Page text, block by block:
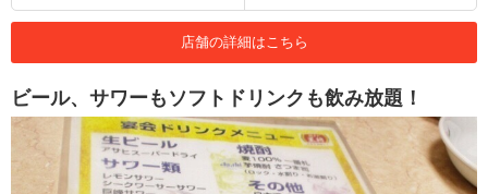
店舗の詳細はこちら
ビール、サワーもソフトドリンクも飲み放題！